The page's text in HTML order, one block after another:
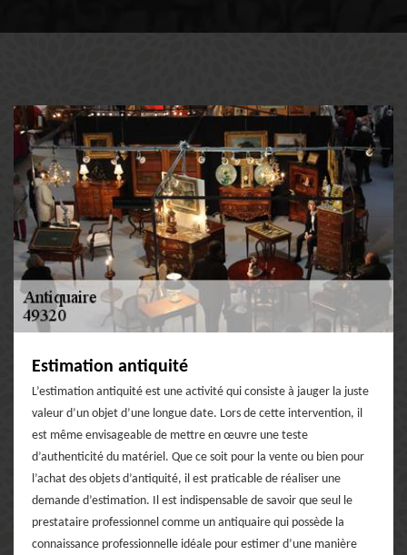
Estimation antiquité
L’estimation antiquité est une activité qui consiste à jauger la juste
valeur d’un objet d’une longue date. Lors de cette intervention, il
est même envisageable de mettre en œuvre une teste
d’authenticité du matériel. Que ce soit pour la vente ou bien pour
l’achat des objets d’antiquité, il est praticable de réaliser une
demande d’estimation. Il est indispensable de savoir que seul le
prestataire professionnel comme un antiquaire qui possède la
connaissance professionnelle idéale pour estimer d’une manière